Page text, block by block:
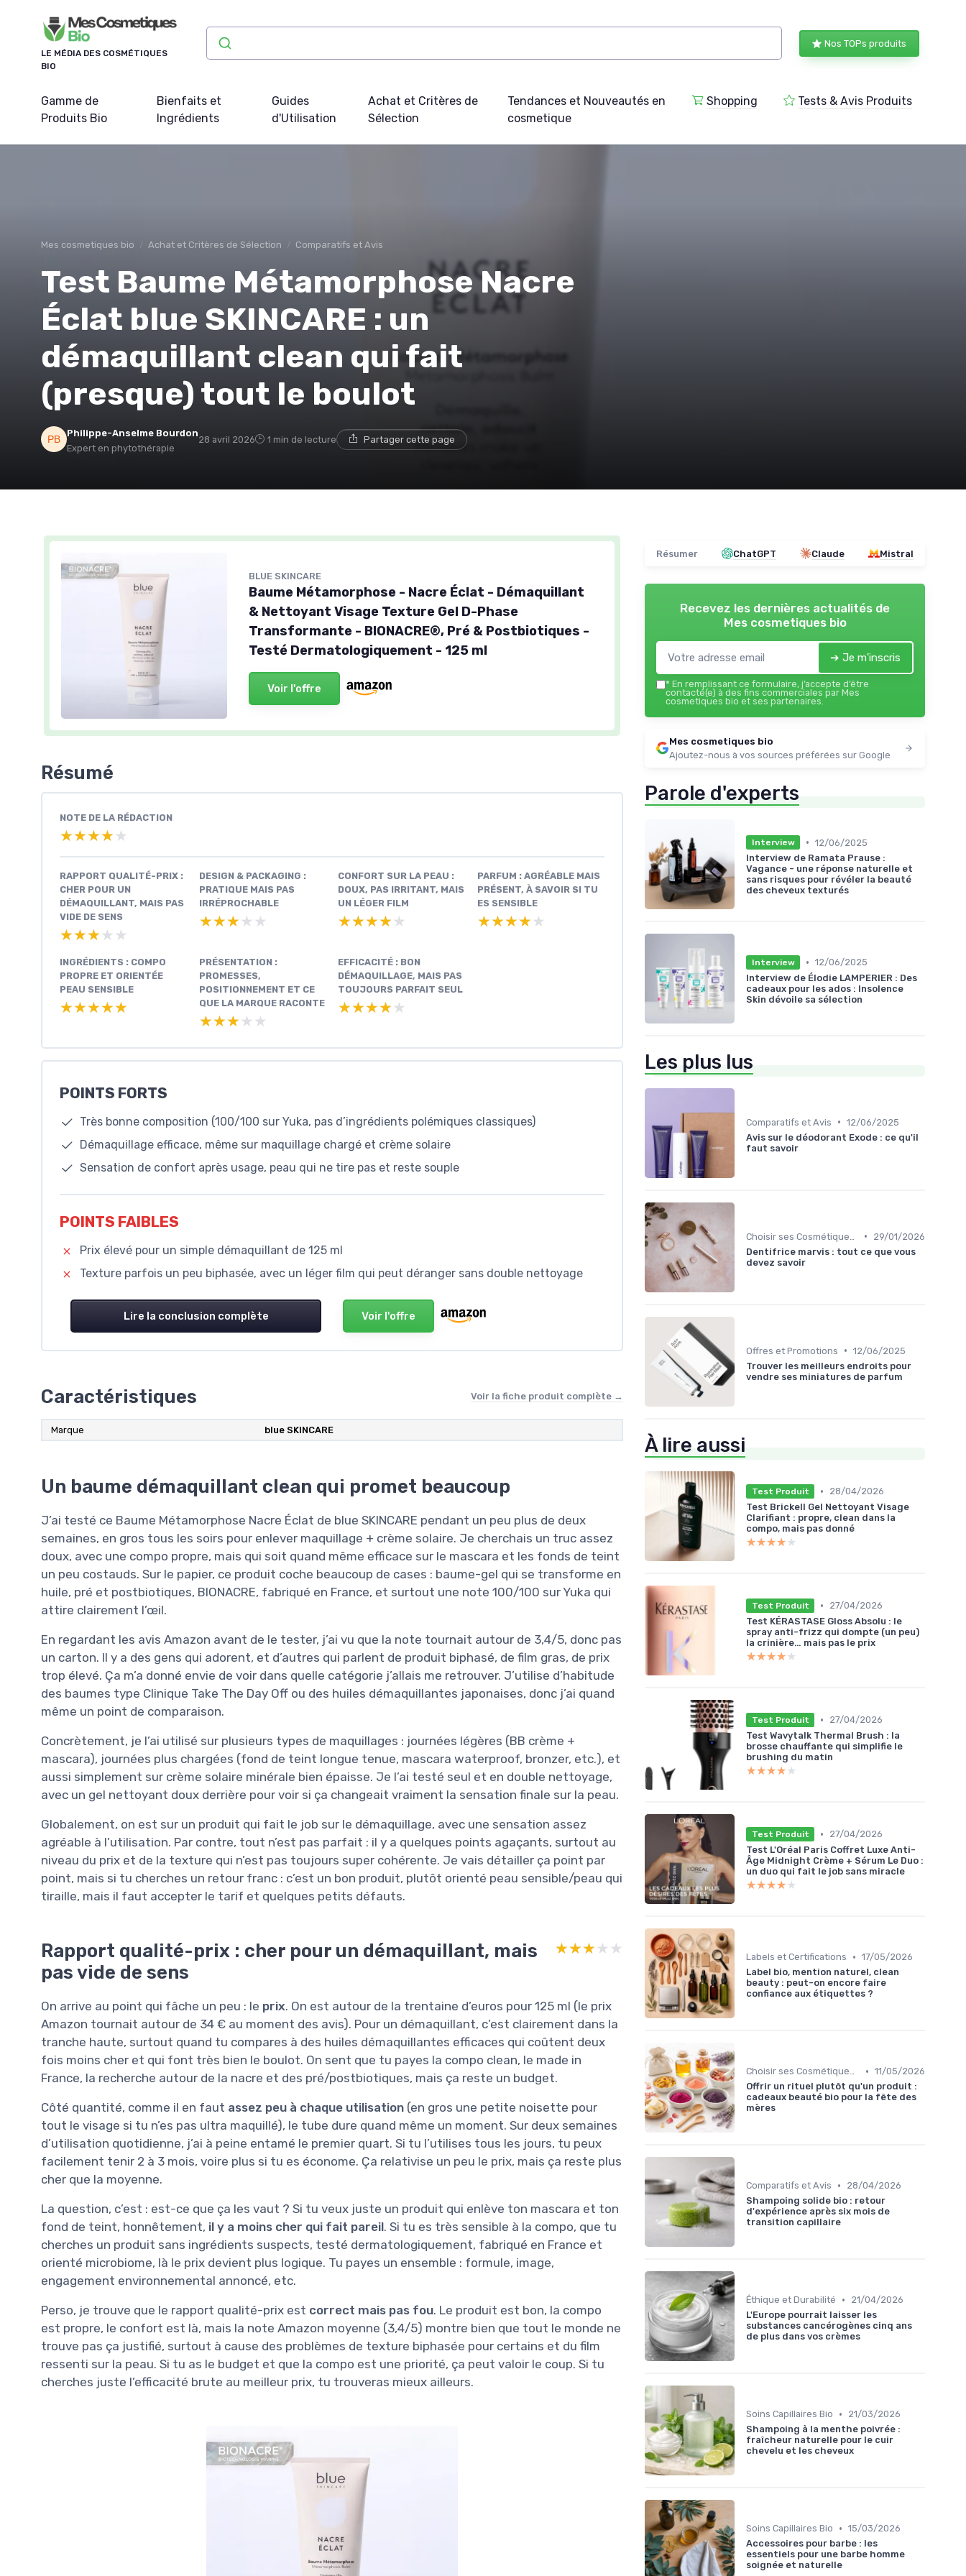
LE MÉDIA DES COSMÉTIQUES
BIO
Nos TOPs produits
Gamme de
Produits Bio
Bienfaits et
Ingrédients
Guides
d'Utilisation
Achat et Critères de
Sélection
Tendances et Nouveautés en
cosmetique
Shopping Tests & Avis Produits
Mes cosmetiques bio Achat et Critères de Sélection Comparatifs et Avis
Test Baume Métamorphose Nacre
Éclat blue SKINCARE : un
démaquillant clean qui fait
(presque) tout le boulot
Philippe-Anselme Bourdon
Expert en phytothérapie
28 avril 2026 1 min de lecture Partager cette page
BLUE SKINCARE
Baume Métamorphose - Nacre Éclat - Démaquillant
& Nettoyant Visage Texture Gel D-Phase
Transformante - BIONACRE®, Pré & Postbiotiques -
Testé Dermatologiquement - 125 ml
Voir l'offre
Résumé
NOTE DE LA RÉDACTION
★★★★★
★★★★★
RAPPORT QUALITÉ-PRIX :
CHER POUR UN
DÉMAQUILLANT, MAIS PAS
VIDE DE SENS
★★★★★
★★★★★
DESIGN & PACKAGING :
PRATIQUE MAIS PAS
IRRÉPROCHABLE
★★★★★
★★★★★
CONFORT SUR LA PEAU :
DOUX, PAS IRRITANT, MAIS
UN LÉGER FILM
★★★★★
★★★★★
PARFUM : AGRÉABLE MAIS
PRÉSENT, À SAVOIR SI TU
ES SENSIBLE
★★★★★
★★★★★
INGRÉDIENTS : COMPO
PROPRE ET ORIENTÉE
PEAU SENSIBLE
★★★★★
★★★★★
PRÉSENTATION :
PROMESSES,
POSITIONNEMENT ET CE
QUE LA MARQUE RACONTE
★★★★★
★★★★★
EFFICACITÉ : BON
DÉMAQUILLAGE, MAIS PAS
TOUJOURS PARFAIT SEUL
★★★★★
★★★★★
POINTS FORTS
Très bonne composition (100/100 sur Yuka, pas d’ingrédients polémiques classiques)
Démaquillage efficace, même sur maquillage chargé et crème solaire
Sensation de confort après usage, peau qui ne tire pas et reste souple
POINTS FAIBLES
Prix élevé pour un simple démaquillant de 125 ml
Texture parfois un peu biphasée, avec un léger film qui peut déranger sans double nettoyage
Lire la conclusion complète Voir l'offre
Caractéristiques Voir la fiche produit complète →
Marque blue SKINCARE
Un baume démaquillant clean qui promet beaucoup
J’ai testé ce Baume Métamorphose Nacre Éclat de blue SKINCARE pendant un peu plus de deux
semaines, en gros tous les soirs pour enlever maquillage + crème solaire. Je cherchais un truc assez
doux, avec une compo propre, mais qui soit quand même efficace sur le mascara et les fonds de teint
un peu costauds. Sur le papier, ce produit coche beaucoup de cases : baume-gel qui se transforme en
huile, pré et postbiotiques, BIONACRE, fabriqué en France, et surtout une note 100/100 sur Yuka qui
attire clairement l’œil.
En regardant les avis Amazon avant de le tester, j’ai vu que la note tournait autour de 3,4/5, donc pas
un carton. Il y a des gens qui adorent, et d’autres qui parlent de produit biphasé, de film gras, de prix
trop élevé. Ça m’a donné envie de voir dans quelle catégorie j’allais me retrouver. J’utilise d’habitude
des baumes type Clinique Take The Day Off ou des huiles démaquillantes japonaises, donc j’ai quand
même un point de comparaison.
Concrètement, je l’ai utilisé sur plusieurs types de maquillages : journées légères (BB crème +
mascara), journées plus chargées (fond de teint longue tenue, mascara waterproof, bronzer, etc.), et
aussi simplement sur crème solaire minérale bien épaisse. Je l’ai testé seul et en double nettoyage,
avec un gel nettoyant doux derrière pour voir si ça changeait vraiment la sensation finale sur la peau.
Globalement, on est sur un produit qui fait le job sur le démaquillage, avec une sensation assez
agréable à l’utilisation. Par contre, tout n’est pas parfait : il y a quelques points agaçants, surtout au
niveau du prix et de la texture qui n’est pas toujours super cohérente. Je vais détailler ça point par
point, mais si tu cherches un retour franc : c’est un bon produit, plutôt orienté peau sensible/peau qui
tiraille, mais il faut accepter le tarif et quelques petits défauts.
Rapport qualité-prix : cher pour un démaquillant, mais
pas vide de sens
★★★★★
★★★★★
On arrive au point qui fâche un peu : le prix. On est autour de la trentaine d’euros pour 125 ml (le prix
Amazon tournait autour de 34 € au moment des avis). Pour un démaquillant, c’est clairement dans la
tranche haute, surtout quand tu compares à des huiles démaquillantes efficaces qui coûtent deux
fois moins cher et qui font très bien le boulot. On sent que tu payes la compo clean, le made in
France, la recherche autour de la nacre et des pré/postbiotiques, mais ça reste un budget.
Côté quantité, comme il en faut assez peu à chaque utilisation (en gros une petite noisette pour
tout le visage si tu n’es pas ultra maquillé), le tube dure quand même un moment. Sur deux semaines
d’utilisation quotidienne, j’ai à peine entamé le premier quart. Si tu l’utilises tous les jours, tu peux
facilement tenir 2 à 3 mois, voire plus si tu es économe. Ça relativise un peu le prix, mais ça reste plus
cher que la moyenne.
La question, c’est : est-ce que ça les vaut ? Si tu veux juste un produit qui enlève ton mascara et ton
fond de teint, honnêtement, il y a moins cher qui fait pareil. Si tu es très sensible à la compo, que tu
cherches un produit sans ingrédients suspects, testé dermatologiquement, fabriqué en France et
orienté microbiome, là le prix devient plus logique. Tu payes un ensemble : formule, image,
engagement environnemental annoncé, etc.
Perso, je trouve que le rapport qualité-prix est correct mais pas fou. Le produit est bon, la compo
est propre, le confort est là, mais la note Amazon moyenne (3,4/5) montre bien que tout le monde ne
trouve pas ça justifié, surtout à cause des problèmes de texture biphasée pour certains et du film
ressenti sur la peau. Si tu as le budget et que la compo est une priorité, ça peut valoir le coup. Si tu
cherches juste l’efficacité brute au meilleur prix, tu trouveras mieux ailleurs.
Résumer ChatGPT Claude Mistral
Recevez les dernières actualités de
Mes cosmetiques bio
➔ Je m'inscris
* En remplissant ce formulaire, j’accepte d’être
contacté(e) à des fins commerciales par Mes
cosmetiques bio et ses partenaires.
Mes cosmetiques bio
Ajoutez-nous à vos sources préférées sur Google
Parole d'experts
Interview • 12/06/2025
Interview de Ramata Prause :
Vagance - une réponse naturelle et
sans risques pour révéler la beauté
des cheveux texturés
Interview • 12/06/2025
Interview de Élodie LAMPERIER : Des
cadeaux pour les ados : Insolence
Skin dévoile sa sélection
Les plus lus
Comparatifs et Avis • 12/06/2025
Avis sur le déodorant Exode : ce qu'il
faut savoir
•
29/01/2026
Dentifrice marvis : tout ce que vous
devez savoir
Offres et Promotions • 12/06/2025
Trouver les meilleurs endroits pour
vendre ses miniatures de parfum
À lire aussi
Test Produit •
28/04/2026
Test Brickell Gel Nettoyant Visage
Clarifiant : propre, clean dans la
compo, mais pas donné
★★★★★
★★★★★
Test Produit •
27/04/2026
Test KÉRASTASE Gloss Absolu : le
spray anti-frizz qui dompte (un peu)
la crinière… mais pas le prix
★★★★★
★★★★★
Test Produit •
27/04/2026
Test Wavytalk Thermal Brush : la
brosse chauffante qui simplifie le
brushing du matin
★★★★★
★★★★★
Test Produit •
27/04/2026
Test L'Oréal Paris Coffret Luxe Anti-
Âge Midnight Crème + Sérum Le Duo :
un duo qui fait le job sans miracle
★★★★★
★★★★★
Labels et Certifications • 17/05/2026
Label bio, mention naturel, clean
beauty : peut-on encore faire
confiance aux étiquettes ?
Choisir ses Cosmétiques Bio • 11/05/2026
Offrir un rituel plutôt qu'un produit :
cadeaux beauté bio pour la fête des
mères
Comparatifs et Avis •
28/04/2026
Shampoing solide bio : retour
d'expérience après six mois de
transition capillaire
Éthique et Durabilité •
21/04/2026
L'Europe pourrait laisser les
substances cancérogènes cinq ans
de plus dans vos crèmes
Soins Capillaires Bio •
21/03/2026
Shampoing à la menthe poivrée :
fraîcheur naturelle pour le cuir
chevelu et les cheveux
Soins Capillaires Bio • 15/03/2026
Accessoires pour barbe : les
essentiels pour une barbe homme
soignée et naturelle